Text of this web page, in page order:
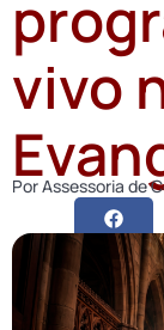
vivo
PorAssessoria de